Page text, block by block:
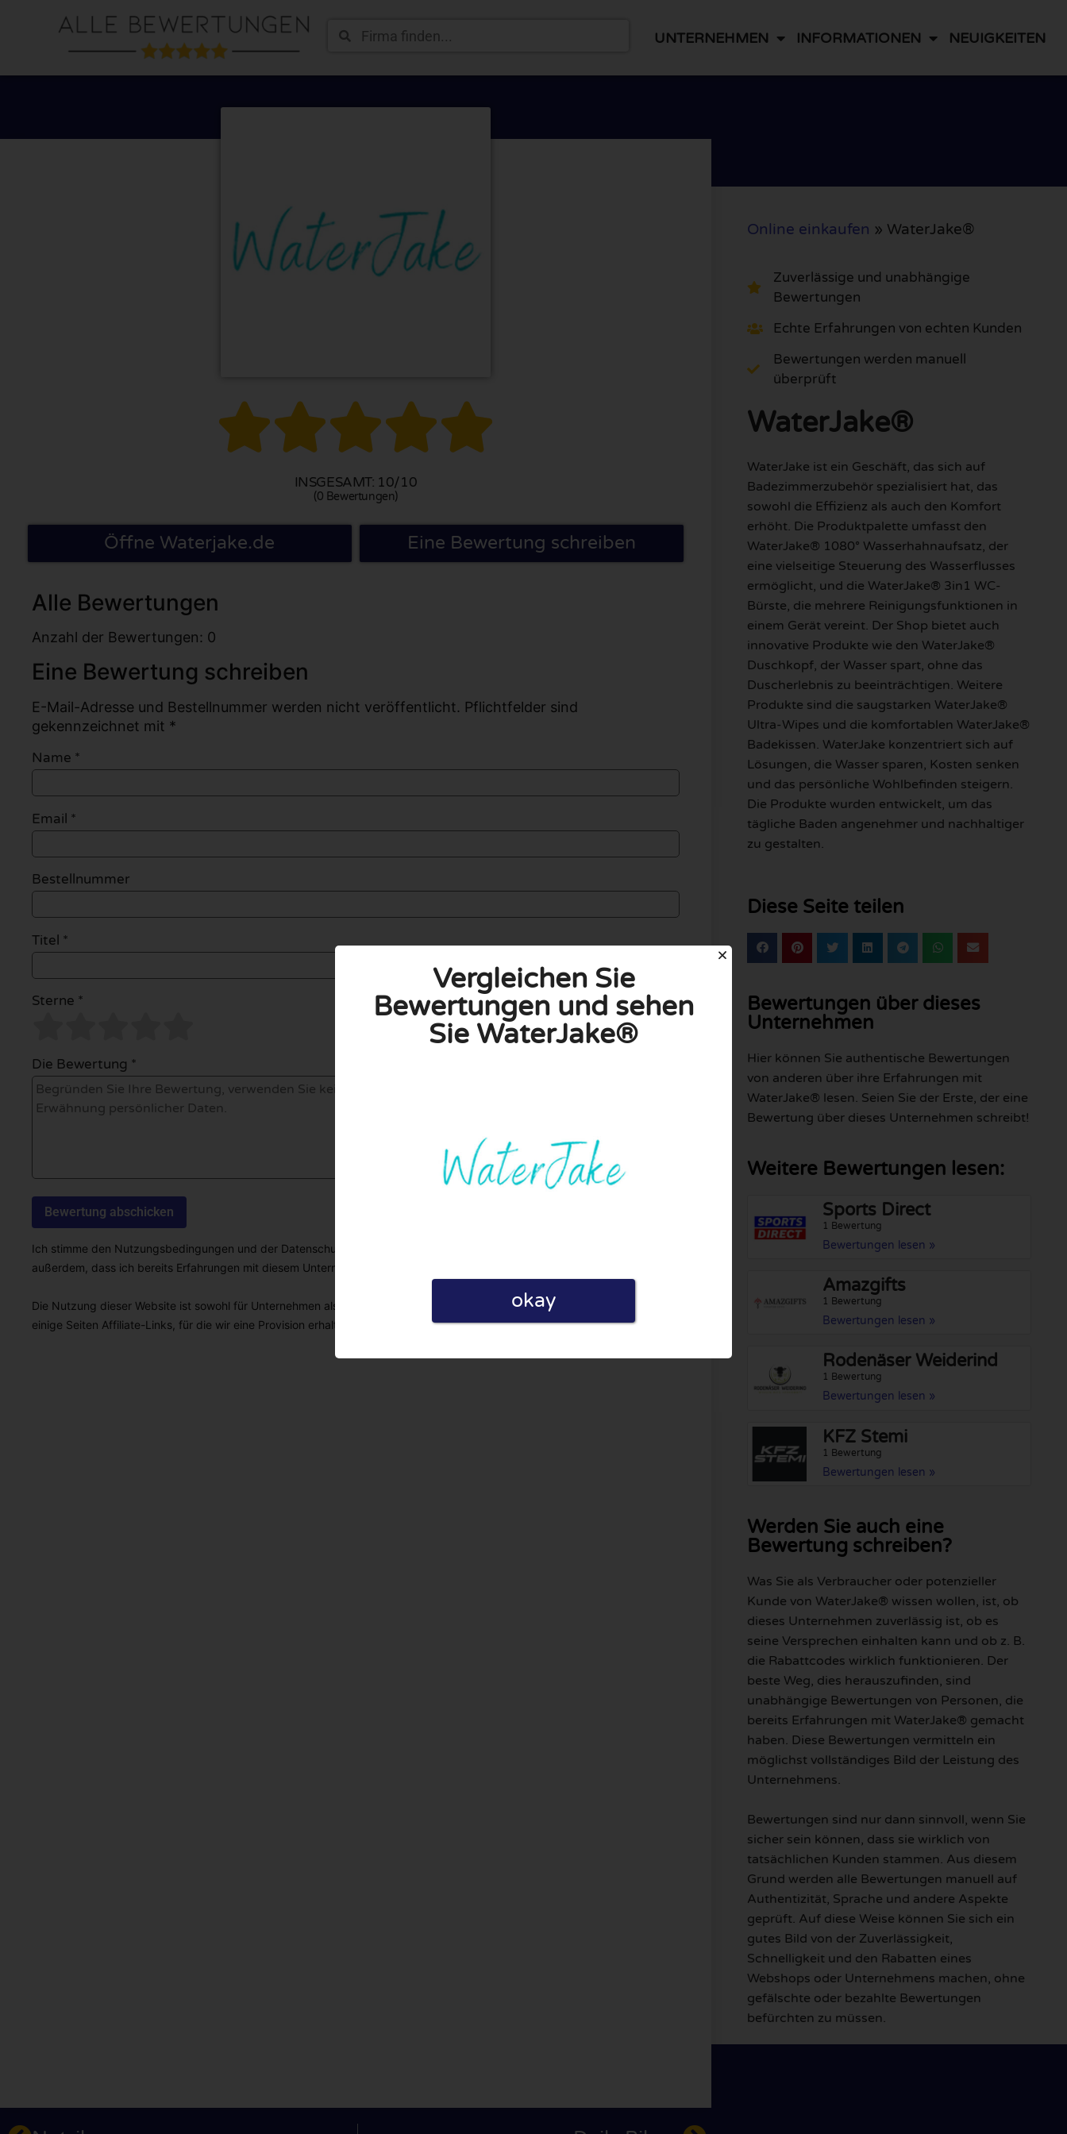
UNTERNEHMEN INFORMATIONEN NEUIGKEITEN

INSGESAMT: 10/10
(0 Bewertungen)
Öffne Waterjake.de Eine Bewertung schreiben
Alle Bewertungen
Anzahl der Bewertungen: 0
Eine Bewertung schreiben
E-Mail-Adresse und Bestellnummer werden nicht veröffentlicht. Pflichtfelder sind
gekennzeichnet mit *
Name *
Email *
Bestellnummer
Titel *
Sterne *
Die Bewertung *
Ich stimme den Nutzungsbedingungen und der Datenschutzrichtlinie zu, indem ich diese Bewertung abgebe. Ich erkläre
außerdem, dass ich bereits Erfahrungen mit diesem Unternehmen gemacht habe.
Die Nutzung dieser Website ist sowohl für Unternehmen als auch für Nutzer völlig kostenlos. Aus diesem Grund enthalten
einige Seiten Affiliate-Links, für die wir eine Provision erhalten können.
Online einkaufen » WaterJake®
Zuverlässige und unabhängige
Bewertungen
Echte Erfahrungen von echten Kunden
Bewertungen werden manuell
überprüft
WaterJake®
WaterJake ist ein Geschäft, das sich auf
Badezimmerzubehör spezialisiert hat, das
sowohl die Effizienz als auch den Komfort
erhöht. Die Produktpalette umfasst den
WaterJake® 1080° Wasserhahnaufsatz, der
eine vielseitige Steuerung des Wasserflusses
ermöglicht, und die WaterJake® 3in1 WC-
Bürste, die mehrere Reinigungsfunktionen in
einem Gerät vereint. Der Shop bietet auch
innovative Produkte wie den WaterJake®
Duschkopf, der Wasser spart, ohne das
Duscherlebnis zu beeinträchtigen. Weitere
Produkte sind die saugstarken WaterJake®
Ultra-Wipes und die komfortablen WaterJake®
Badekissen. WaterJake konzentriert sich auf
Lösungen, die Wasser sparen, Kosten senken
und das persönliche Wohlbefinden steigern.
Die Produkte wurden entwickelt, um das
tägliche Baden angenehmer und nachhaltiger
zu gestalten.
Diese Seite teilen
Bewertungen über dieses
Unternehmen
Hier können Sie authentische Bewertungen
von anderen über ihre Erfahrungen mit
WaterJake® lesen. Seien Sie der Erste, der eine
Bewertung über dieses Unternehmen schreibt!
Weitere Bewertungen lesen:
Sports Direct
1 Bewertung
Bewertungen lesen »
Amazgifts
1 Bewertung
Bewertungen lesen »
Rodenäser Weiderind
1 Bewertung
Bewertungen lesen »
KFZ Stemi
1 Bewertung
Bewertungen lesen »
Werden Sie auch eine
Bewertung schreiben?
Was Sie als Verbraucher oder potenzieller
Kunde von WaterJake® wissen wollen, ist, ob
dieses Unternehmen zuverlässig ist, ob es
seine Versprechen einhalten kann und ob z. B.
die Rabattcodes wirklich funktionieren. Der
beste Weg, dies herauszufinden, sind
unabhängige Bewertungen von Personen, die
bereits Erfahrungen mit WaterJake® gemacht
haben. Diese Bewertungen vermitteln ein
möglichst vollständiges Bild der Leistung des
Unternehmens.
Bewertungen sind nur dann sinnvoll, wenn Sie
sicher sein können, dass sie wirklich von
tatsächlichen Kunden stammen. Aus diesem
Grund werden alle Bewertungen manuell auf
Authentizität, Sprache und andere Aspekte
geprüft. Auf diese Weise können Sie sich ein
gutes Bild von der Zuverlässigkeit,
Schnelligkeit und den Rabatten eines
Webshops oder Unternehmens machen, ohne
gefälschte oder bezahlte Bewertungen
befürchten zu müssen.
Vergleichen Sie
Bewertungen und sehen
Sie WaterJake®
okay